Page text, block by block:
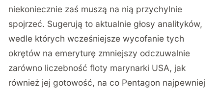
niekoniecznie zaś muszą na nią przychylnie
spojrzeć. Sugerują to aktualnie głosy analityków,
wedle których wcześniejsze wycofanie tych
okrętów na emeryturę zmniejszy odczuwalnie
zarówno liczebność floty marynarki USA, jak
również jej gotowość, na co Pentagon najpewniej